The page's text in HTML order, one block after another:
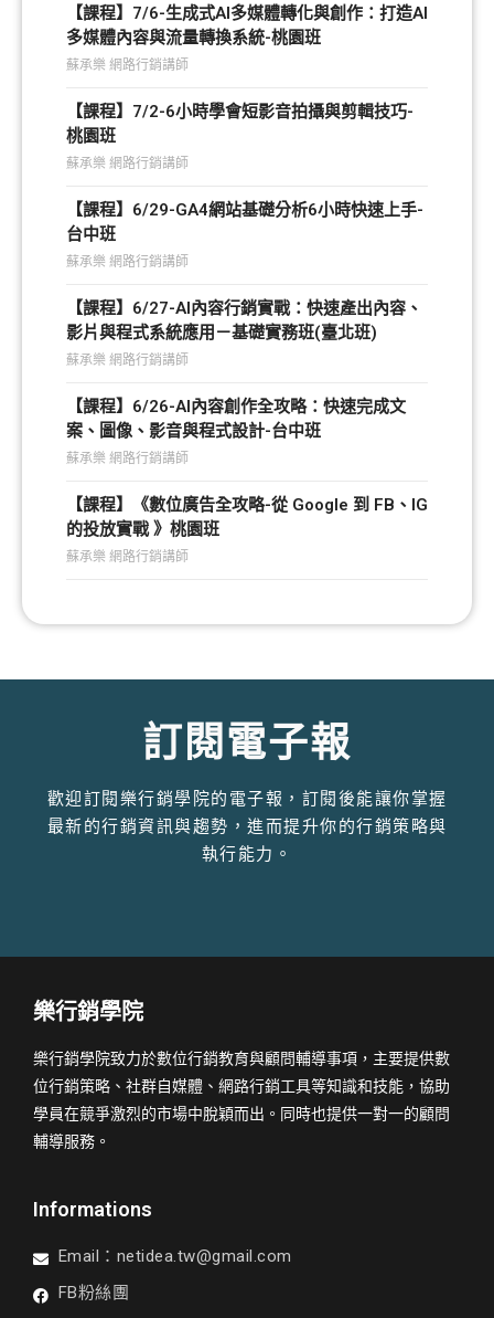
【課程】7/6-生成式AI多媒體轉化與創作：打造AI
多媒體內容與流量轉換系統-桃園班
蘇承樂 網路行銷講師
【課程】7/2-6小時學會短影音拍攝與剪輯技巧-
桃園班
蘇承樂 網路行銷講師
【課程】6/29-GA4網站基礎分析6小時快速上手-
台中班
蘇承樂 網路行銷講師
【課程】6/27-AI內容行銷實戰：快速產出內容、
影片與程式系統應用－基礎實務班(臺北班)
蘇承樂 網路行銷講師
【課程】6/26-AI內容創作全攻略：快速完成文
案、圖像、影音與程式設計-台中班
蘇承樂 網路行銷講師
【課程】《數位廣告全攻略-從 Google 到 FB、IG
的投放實戰 》桃園班
蘇承樂 網路行銷講師
訂閱電子報
歡迎訂閱樂行銷學院的電子報，訂閱後能讓你掌握
最新的行銷資訊與趨勢，進而提升你的行銷策略與
執行能力。
樂行銷學院
樂行銷學院致力於數位行銷教育與顧問輔導事項，主要提供數
位行銷策略、社群自媒體、網路行銷工具等知識和技能，協助
學員在競爭激烈的市場中脫穎而出。同時也提供一對一的顧問
輔導服務。
Informations
Email： netidea.tw@gmail.com
FB粉絲團